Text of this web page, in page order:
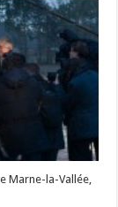
Marne-la-Vallée,